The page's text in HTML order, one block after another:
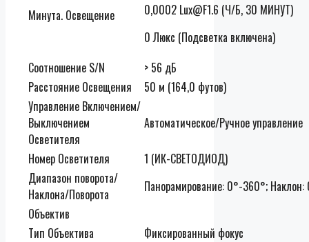
Минута. Освещение
0,0002 Lux@F1.6 (Ч/Б, 30 МИНУТ)
0 Люкс (Подсветка включена)
Соотношение S/N
> 56 дБ
Расстояние Освещения
50 м (164,0 футов)
Управление Включением/
Выключением
Осветителя
Автоматическое/Ручное управление
Номер Осветителя
1 (ИК-СВЕТОДИОД)
Диапазон поворота/
Наклона/Поворота
Панорамирование: 0°-360°;
Объектив
Тип Объектива
Фиксированный фокус